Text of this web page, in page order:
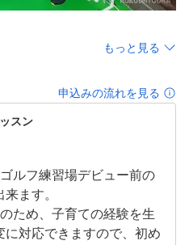
もっと見る
申込みの流れを見る
スン
ルフ練習場デビュー前の
ます。
ため、子育ての経験を生
対応できますので、初め